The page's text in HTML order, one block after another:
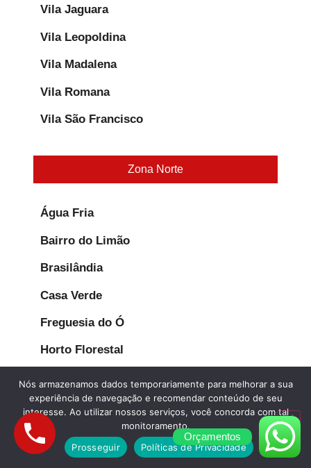
Vila Jaguara
Vila Leopoldina
Vila Madalena
Vila Romana
Vila São Francisco
Zona Norte
Água Fria
Bairro do Limão
Brasilândia
Casa Verde
Freguesia do Ó
Horto Florestal
Jaçanã
Jardim Peri Peri
José Bonifácio
Orçamentos
Nós armazenamos dados temporariamente para melhorar a sua
experiência de navegação e recomendar conteúdo de seu
interesse. Ao utilizar nossos serviços, você concorda com tal
monitoramento.
Prosseguir
Políticas de Privacidade